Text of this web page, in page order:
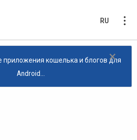
RU
×
приложения кошелька и блогов для
Android...